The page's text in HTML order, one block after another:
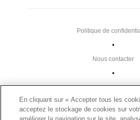
Plan du site
Liens utiles
•
Nous contacter
•
Politique de
En cliquant sur « Accepter tous les
acceptez le stockage de cookies sur